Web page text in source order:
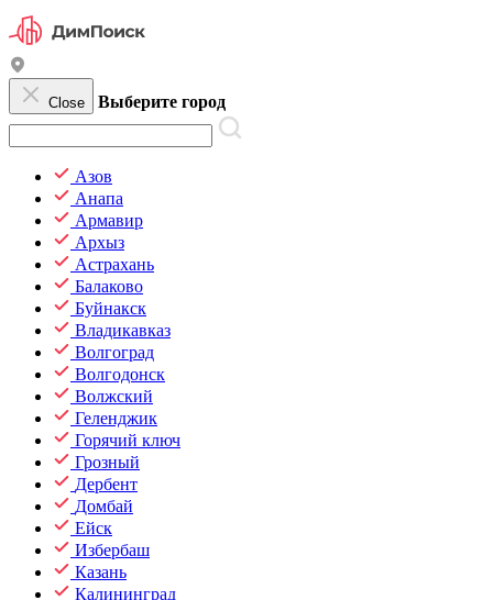
Close Выберите город
Азов
Анапа
Армавир
Архыз
Астрахань
Балаково
Буйнакск
Владикавказ
Волгоград
Волгодонск
Волжский
Геленджик
Горячий ключ
Грозный
Дербент
Домбай
Ейск
Избербаш
Казань
Калининград